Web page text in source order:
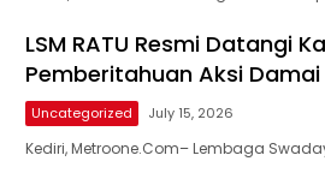
LSM RATU Resmi Datangi
Pemberitahuan Aksi
Uncategorized July 15, 2026
Kediri, Metroone.Com– Lembaga